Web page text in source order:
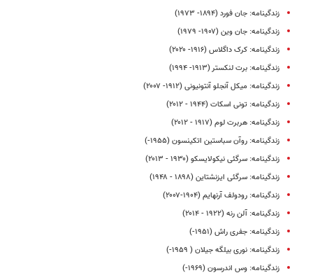
زندگینامه: جان فورد (۱۸۹۴- ۱۹۷۳)
زندگینامه: جان وین (۱۹۰۷- ۱۹۷۹)
زندگینامه: کرک داگلاس (۱۹۱۶- ۲۰۲۰)
زندگینامه: برت لنکستر (۱۹۱۳- ۱۹۹۴)
زندگینامه: میکل آنجلو آنتونیونی (۱۹۱۲- ۲۰۰۷)
زندگینامه: تونی اسکات (۱۹۴۴ - ۲۰۱۲)
زندگینامه: هربرت لوم (۱۹۱۷ - ۲۰۱۲)
زندگینامه: روآن سباستین اتکینسون (۱۹۵۵-)
زندگینامه: سرگئی نیکولایسکو (۱۹۳۰ - ۲۰۱۳)
زندگینامه: سرگئی ایزنشتاین (۱۸۹۸ - ۱۹۴۸)
زندگینامه: رودولف آرنهایم (۱۹۰۴-۲۰۰۷)
زندگینامه: آلن رنه (۱۹۲۲ - ۲۰۱۴)
زندگینامه: جفری راش (۱۹۵۱-)
زندگینامه: نوری بیلگه جیلان ( ۱۹۵۹-)
زندگینامه: وس اندرسون (۱۹۶۹-)